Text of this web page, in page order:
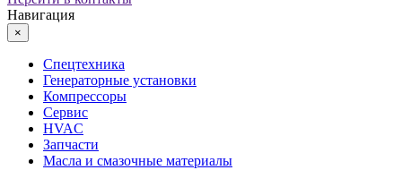
Навигация
×
Спецтехника
Генераторные установки
Компрессоры
Сервис
HVAC
Запчасти
Масла и смазочные материалы